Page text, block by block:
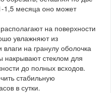
1,5 месяца оно может
на поверхности
увлажняют из
на гранулу оболочка
накрывают стеклом для
до полных всходов.
стабильную
в сутки.